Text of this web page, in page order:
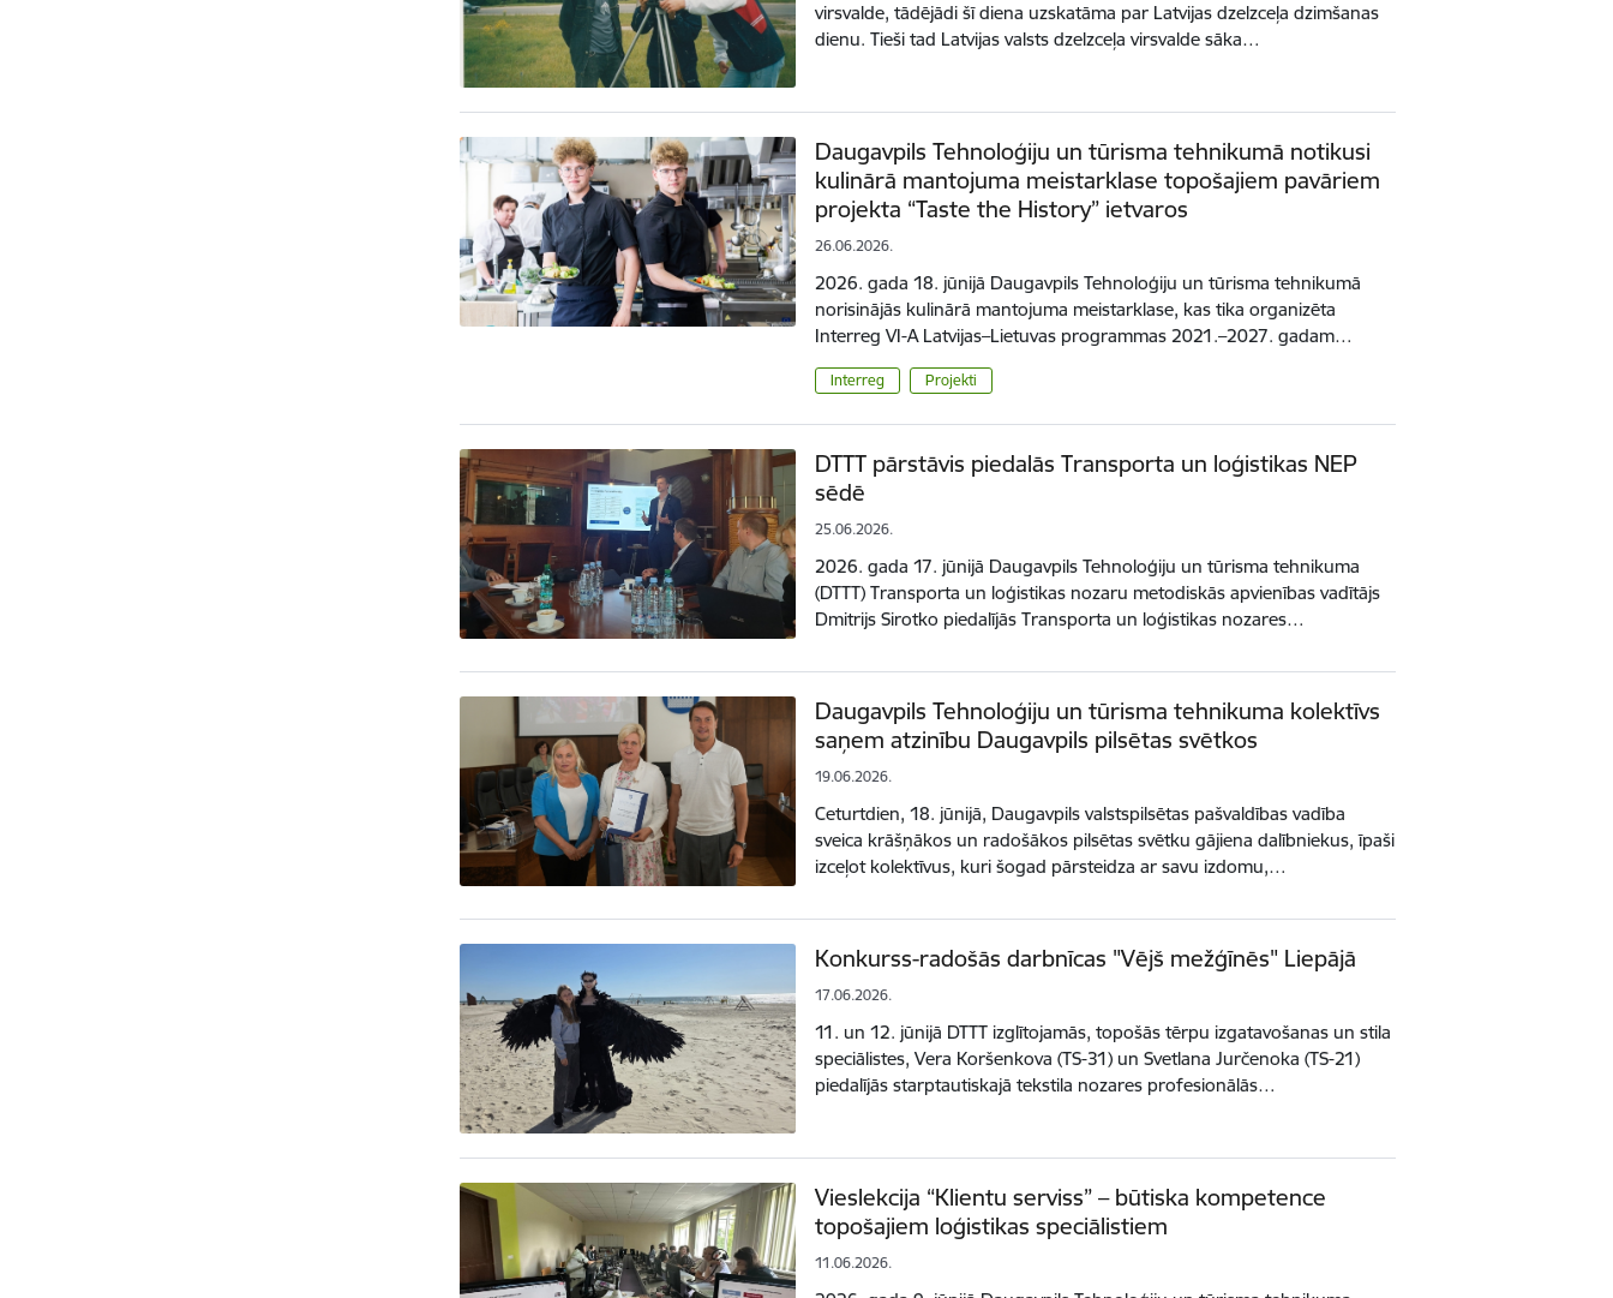
virsvalde, tādējādi šī diena uzskatāma par Latvijas dzelzceļa dzimšanas
dienu. Tieši tad Latvijas valsts dzelzceļa virsvalde sāka…
Daugavpils Tehnoloģiju un tūrisma tehnikumā notikusi
kulinārā mantojuma meistarklase topošajiem pavāriem
projekta “Taste the History” ietvaros
26.06.2026.
2026. gada 18. jūnijā Daugavpils Tehnoloģiju un tūrisma tehnikumā
norisinājās kulinārā mantojuma meistarklase, kas tika organizēta
Interreg VI-A Latvijas–Lietuvas programmas 2021.–2027. gadam…
Interreg Projekti
DTTT pārstāvis piedalās Transporta un loģistikas NEP
sēdē
25.06.2026.
2026. gada 17. jūnijā Daugavpils Tehnoloģiju un tūrisma tehnikuma
(DTTT) Transporta un loģistikas nozaru metodiskās apvienības vadītājs
Dmitrijs Sirotko piedalījās Transporta un loģistikas nozares…
Daugavpils Tehnoloģiju un tūrisma tehnikuma kolektīvs
saņem atzinību Daugavpils pilsētas svētkos
19.06.2026.
Ceturtdien, 18. jūnijā, Daugavpils valstspilsētas pašvaldības vadība
sveica krāšņākos un radošākos pilsētas svētku gājiena dalībniekus, īpaši
izceļot kolektīvus, kuri šogad pārsteidza ar savu izdomu,…
Konkurss-radošās darbnīcas "Vējš mežģīnēs" Liepājā
17.06.2026.
11. un 12. jūnijā DTTT izglītojamās, topošās tērpu izgatavošanas un stila
speciālistes, Vera Koršenkova (TS-31) un Svetlana Jurčenoka (TS-21)
piedalījās starptautiskajā tekstila nozares profesionālās…
Vieslekcija “Klientu serviss” – būtiska kompetence
topošajiem loģistikas speciālistiem
11.06.2026.